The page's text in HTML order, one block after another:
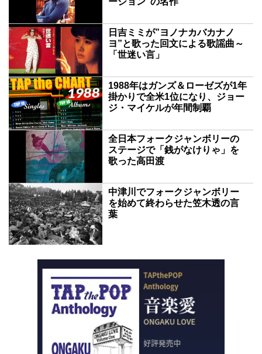
日吉ミミが”ヨノナカバカナノ
ヨ”と歌った回文による歌謡曲～
「世迷い言」
1988年はガンズ＆ローゼズが1年
掛かりで全米1位になり、ジョー
ジ・マイケルが年間制覇
全日本フォークジャンボリーの
ステージで「銭がなけりゃ」を
歌った高田渡
中津川でフォークジャンボリー
を始めて終わらせた笠木透の言
葉